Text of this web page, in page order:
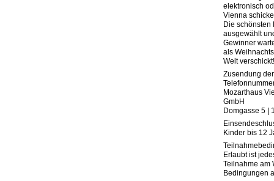
elektronisch
Vienna
Die schönsten
ausgewählt
Gewinner
als
Welt verschickt!
Zusendung
Mozarthaus
GmbH
Domgasse 5 |
Kinder bis 12
Erlaubt ist
Teilnahme am
Bedingungen